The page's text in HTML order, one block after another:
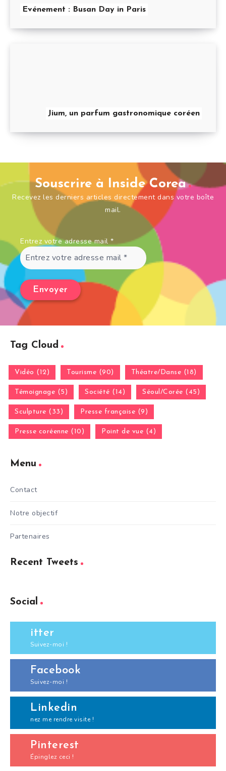
Evénement : Busan Day in Paris
Jium, un parfum gastronomique coréen
Souscrire à Inside Corea
Recevez les derniers articles directement dans votre boîte
mail.
Entrez votre adresse mail *
Tag Cloud
Vidéo (12) Tourisme (90) Théatre/Danse (18)
Témoignage (5) Société (14) Séoul/Corée (45)
Sculpture (33) Presse française (9)
Presse coréenne (10) Point de vue (4)
Menu
Contact
Notre objectif
Partenaires
Recent Tweets
Social
itter
Suivez-moi !
Facebook
Suivez-moi !
Linkedin
nez me rendre visite !
Pinterest
Épinglez ceci !